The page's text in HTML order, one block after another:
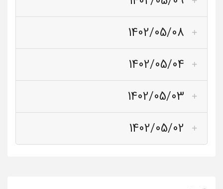
1402/05/08
1402/05/04
1402/05/03
1402/05/02